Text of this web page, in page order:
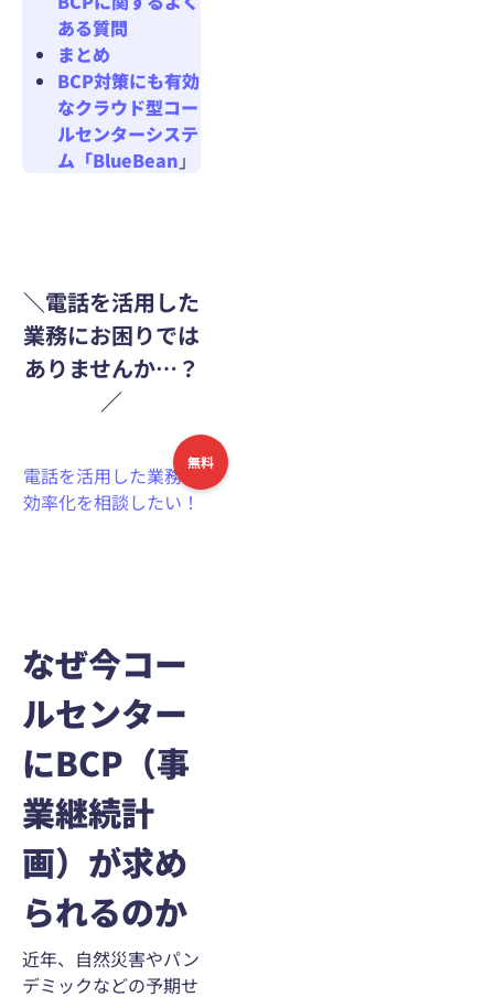
ある質問
まとめ
BCP対策にも有効
なクラウド型コー
ルセンターシステ
ム「BlueBean 」
＼電話を活用した
業務にお困りでは
ありませんか…？
／
無料
電話を活用した業務の
効率化を相談したい！
なぜ今コー
ルセンター
にBCP（事
業継続計
画）が求め
られるのか
近年、自然災害やパン
デミックなどの予期せ